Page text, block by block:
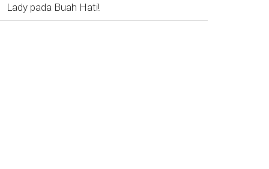
Lady pada Buah Hati!